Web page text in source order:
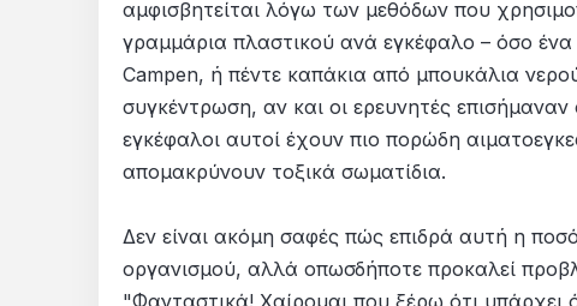
αμφισβητείται λόγω των μεθόδων που
γραμμάρια πλαστικού ανά εγκέφαλο – όσο ένα
Campen, ή πέντε καπάκια από μπουκάλια
συγκέντρωση, αν και οι ερευνητές επισήμαναν
εγκέφαλοι αυτοί έχουν πιο πορώδη
απομακρύνουν τοξικά σωματίδια.
Δεν είναι ακόμη σαφές πώς επιδρά αυτή η
οργανισμού, αλλά οπωσδήποτε προκαλεί